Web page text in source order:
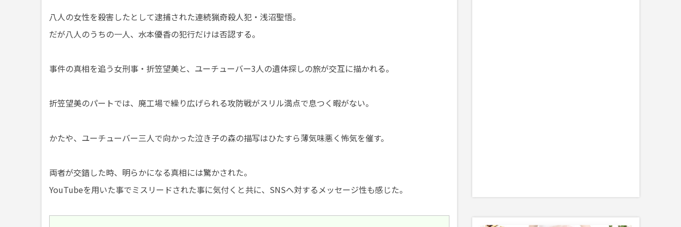
八人の女性を殺害したとして逮捕された連続猟奇殺人犯・浅沼聖悟。
だが八人のうちの一人、水本優香の犯行だけは否認する。
事件の真相を追う女刑事・折笠望美と、ユーチューバー3人の遺体探しの旅が交互に描かれる。
折笠望美のパートでは、廃工場で繰り広げられる攻防戦がスリル満点で息つく暇がない。
かたや、ユーチューバー三人で向かった泣き子の森の描写はひたすら薄気味悪く怖気を催す。
両者が交錯した時、明らかになる真相には驚かされた。
YouTubeを用いた事でミスリードされた事に気付くと共に、SNSへ対するメッセージ性も感じた。